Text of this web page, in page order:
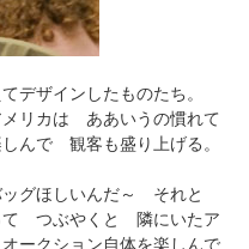
デザインしたものたち。
リカは ああいうの慣れて
んで 観客も盛り上げる。
グほしいんだ～ それと
つぶやくと 隣にいたア
クション自体を楽しんで